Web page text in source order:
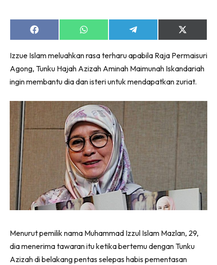
Share
on
Share
on
Share
on
Share
on
(Twitter)
Izzue Islam meluahkan rasa terharu apabila Raja Permaisuri
Agong, Tunku Hajah Azizah Aminah Maimunah Iskandariah
ingin membantu dia dan isteri untuk mendapatkan zuriat.
Menurut pemilik nama Muhammad Izzul Islam Mazlan, 29,
dia menerima tawaran itu ketika bertemu dengan Tunku
Azizah di belakang pentas selepas habis pementasan